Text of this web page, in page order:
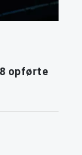
opførte